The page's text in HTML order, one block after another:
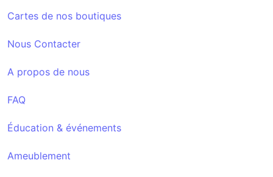
Cartes de nos boutiques
Nous Contacter
A propos de nous
FAQ
Éducation & événements
Ameublement